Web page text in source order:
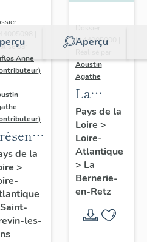
par
Anne
la
Saint-
Pins
de la
>
Saint-
les-
Aperçu
Dossier
IA44005000 |
Aoustin
Agathe
La
Bernerie-
en-Retz :
de la
commune
Pays de la
Loire >
Loire-
Atlantique
> La
Bernerie-
en-Retz